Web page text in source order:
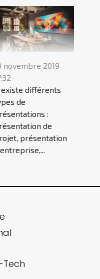
novembre 2019
différents
de
:
de
présentation